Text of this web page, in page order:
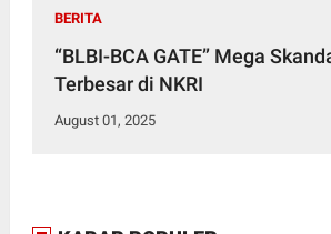
BERITA
“BLBI-BCA GATE” Mega
Terbesar di NKRI
August 01, 2025